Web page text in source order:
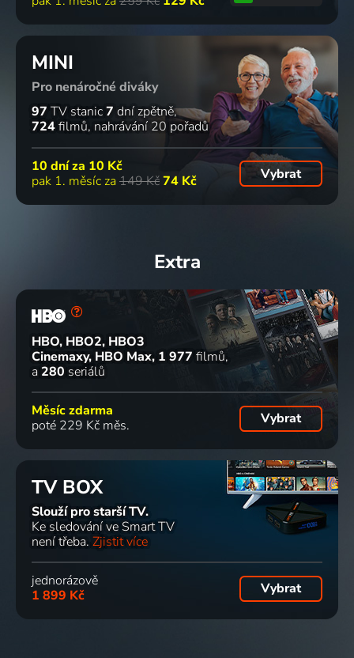
MINI
Pro nenáročné diváky
97 TV stanic7 dní zpětně
724filmů nahrávání 20 pořadů
10 dní za 10 Kč
pak 1. měsíc za 149 Kč74 Kč Vybrat
Extra
HBO, HBO2, HBO3
Cinemaxy, HBO Max 1 977 filmů
a 280 seriálů
Měsíc zdarma
poté 229 Kč měs.
Vybrat
TV BOX
Slouží pro starší TV.
Ke sledování ve Smart TV
není třeba. Zjistit více
jednorázově
1 899 Kč
Vybrat